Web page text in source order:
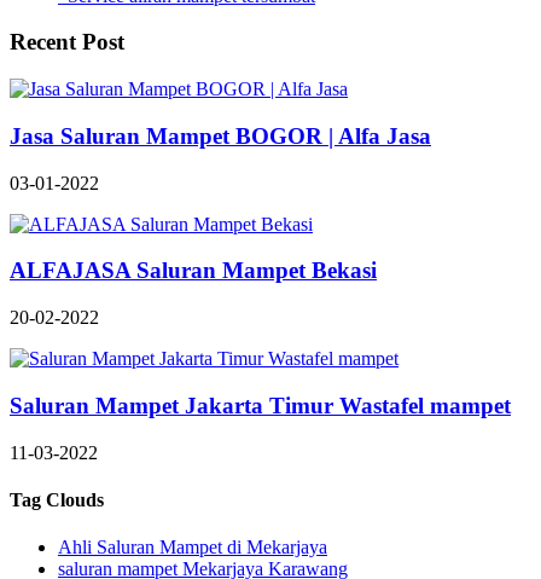
Recent Post
Jasa Saluran Mampet BOGOR | Alfa Jasa
03-01-2022
ALFAJASA Saluran Mampet Bekasi
20-02-2022
Saluran Mampet Jakarta Timur Wastafel mampet
11-03-2022
Tag Clouds
Ahli Saluran Mampet di Mekarjaya
saluran mampet Mekarjaya Karawang